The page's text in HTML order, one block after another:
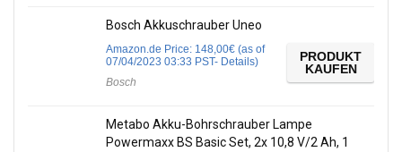
Bosch Akkuschrauber Uneo
Amazon.de Price: 148,00€ (as of
07/04/2023 03:33 PST- Details)
Bosch
PRODUKT
KAUFEN
Metabo Akku-Bohrschrauber Lampe
Powermaxx BS Basic Set, 2x 10,8 V/2 Ah, 1